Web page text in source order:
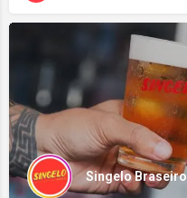
Singelo Braseiro